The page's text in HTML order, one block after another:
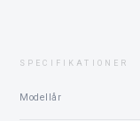
SPECIFIKATIONER
Modellår